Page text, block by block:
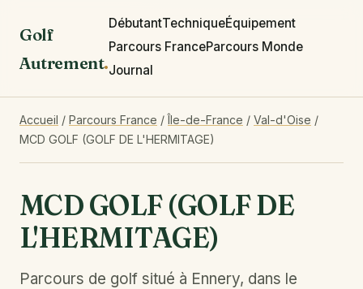
Golf
Autrement.
DébutantTechniqueÉquipement
Parcours FranceParcours Monde
Journal
Accueil / Parcours France /Île-de-France / Val-d'Oise /
MCD GOLF (GOLF DE L'HERMITAGE)
MCD GOLF (GOLF DE
L'HERMITAGE)
Parcours de golf situé à Ennery, dans le